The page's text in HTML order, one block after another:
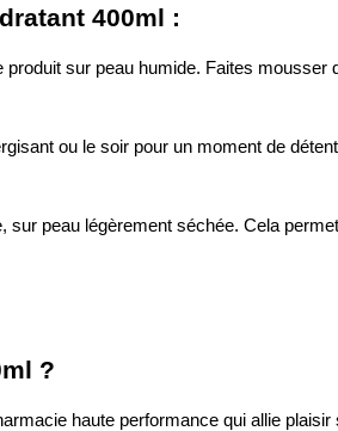
400ml :
produit sur peau humide. Faites
ou le soir pour un moment de
peau légèrement séchée. Cela
?
haute performance qui allie